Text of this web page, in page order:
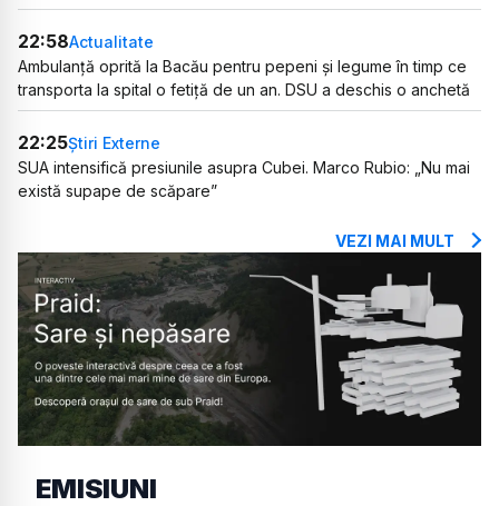
22:58Actualitate
Ambulanță oprită la Bacău pentru pepeni și legume în timp ce
transporta la spital o fetiță de un an. DSU a deschis o anchetă
22:25Știri Externe
SUA intensifică presiunile asupra Cubei. Marco Rubio: „Nu mai
există supape de scăpare”
VEZI MAI MULT
EMISIUNI